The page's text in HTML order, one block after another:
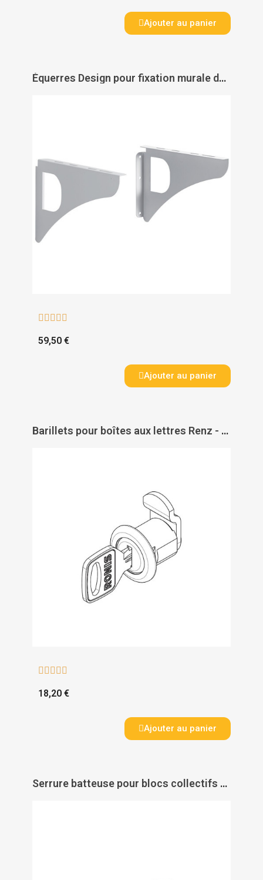
Ajouter au panier
Équerres Design pour fixation murale de boîtes aux lettres - DECAYEUX
    
59,50 €
Ajouter au panier
Barillets pour boîtes aux lettres Renz - RONIS
    
18,20 €
Ajouter au panier
Serrure batteuse pour blocs collectifs normalisés Renz - RENZ